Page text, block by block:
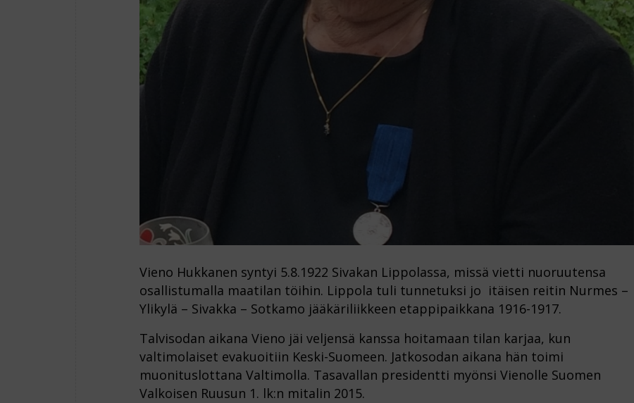
Vieno Hukkanen syntyi 5.8.1922 Sivakan Lippolassa, missä vietti nuoruutensa
osallistumalla maatilan töihin. Lippola tuli tunnetuksi jo itäisen reitin Nurmes –
Ylikylä – Sivakka – Sotkamo jääkäriliikkeen etappipaikkana 1916-1917.
Talvisodan aikana Vieno jäi veljensä kanssa hoitamaan tilan karjaa, kun
valtimolaiset evakuoitiin Keski-Suomeen. Jatkosodan aikana hän toimi
muonituslottana Valtimolla. Tasavallan presidentti myönsi Vienolle Suomen
Valkoisen Ruusun 1. lk:n mitalin 2015.